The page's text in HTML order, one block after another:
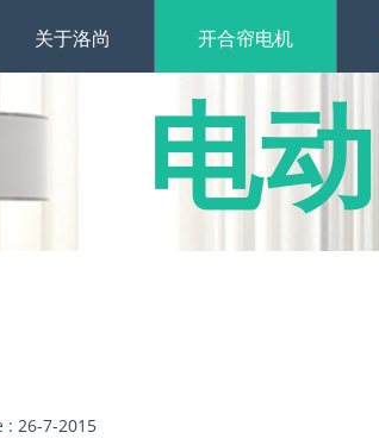
关于洛尚 开合帘电机
电动
: 26-7-2015